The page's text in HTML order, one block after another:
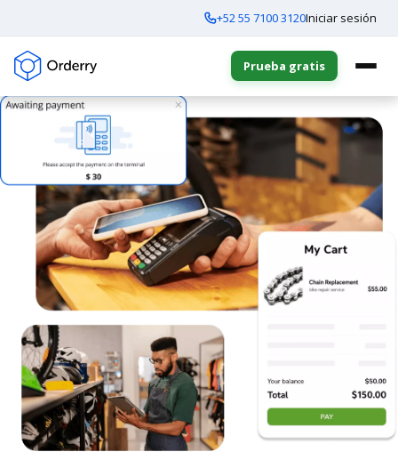
+52 55 7100 3120Iniciar sesión
Prueba gratis